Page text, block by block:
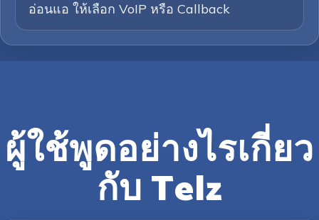
อ่อนแอ ให้เลือก VoIP หรือ Callback
ผู้ใช้พูดอย่างไรเกี่ยว
กับ Telz